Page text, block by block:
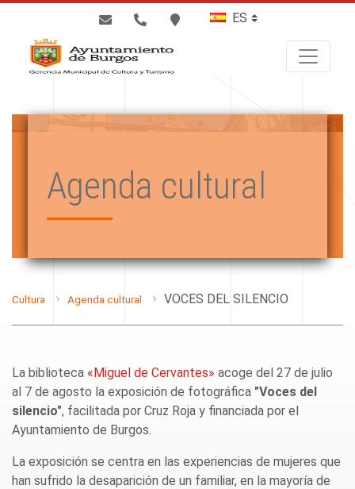
Agenda cultural
Cultura Agenda cultural VOCES DEL SILENCIO
La biblioteca «Miguel de Cervantes» acoge del 27 de julio
al 7 de agosto la exposición de fotográfica "Voces del
silencio", facilitada por Cruz Roja y financiada por el
Ayuntamiento de Burgos.
La exposición se centra en las experiencias de mujeres que
han sufrido la desaparición de un familiar, en la mayoría de